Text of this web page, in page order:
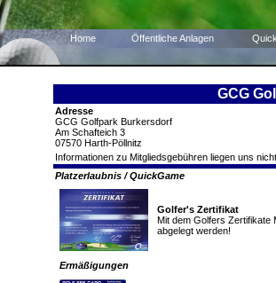
Home Öffentliche Anlagen
GCG
Adresse
GCG Golfpark Burkersdorf
Am Schafteich 3
07570 Harth-Pöllnitz
Informationen zu Mitgliedsgebühren liegen uns
Platzerlaubnis / QuickGame
Golfer's Zertifikat
Mit dem Golfers Zertifikate
abgelegt werden!
Ermäßigungen